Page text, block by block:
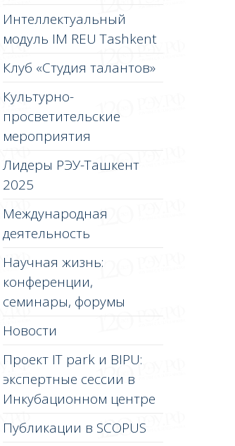
Интеллектуальный
модуль IM REU Tashkent
Клуб «Студия талантов»
Культурно-
просветительские
мероприятия
Лидеры РЭУ-Ташкент
2025
Международная
деятельность
Научная жизнь:
конференции,
семинары, форумы
Новости
Проект IT park и BIPU:
экспертные сессии в
Инкубационном центре
Публикации в SCOPUS